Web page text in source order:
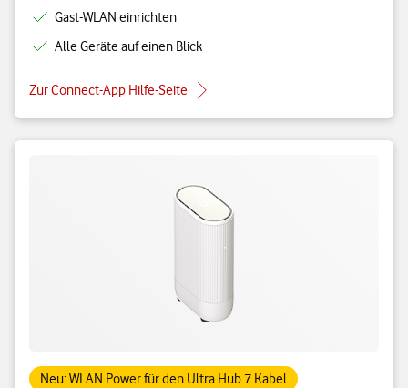
Gast-WLAN einrichten
Alle Geräte auf einen Blick
Zur Connect-App Hilfe-Seite
Neu: WLAN Power für den Ultra Hub 7 Kabel